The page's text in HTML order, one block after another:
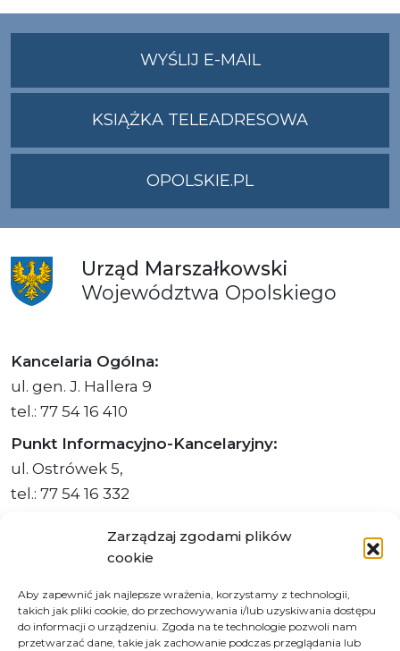
Zarządzaj zgodami plików
cookie
Aby zapewnić jak najlepsze wrażenia, korzystamy z technologii,
takich jak pliki cookie, do przechowywania i/lub uzyskiwania dostępu
do informacji o urządzeniu. Zgoda na te technologie pozwoli nam
przetwarzać dane, takie jak zachowanie podczas przeglądania lub
WYŚLIJ E-MAILNA
ADRES
KSIĄŻKA TELEADRESOWA
OPOLSKIE.PL
Urząd Marszałkowski
Województwa Opolskiego
Kancelaria Ogólna:
ul. gen. J. Hallera 9
tel.: 77 54 16 410
Punkt Informacyjno-Kancelaryjny:
ul. Ostrówek 5,
tel.: 77 54 16 332
faks: 77 54 16 512